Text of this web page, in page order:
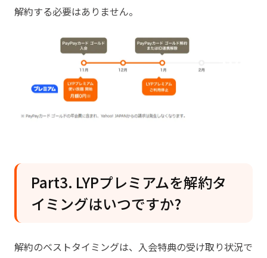
解約する必要はありません。
Part3. LYPプレミアムを解約タ
イミングはいつですか?
解約のベストタイミングは、入会特典の受け取り状況で